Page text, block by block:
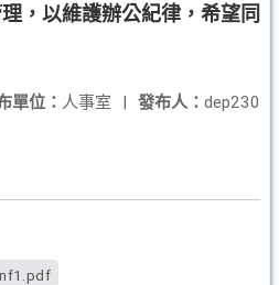
，以維護辦公紀律，希望同
發布人： dep230
單位： 人事室 |